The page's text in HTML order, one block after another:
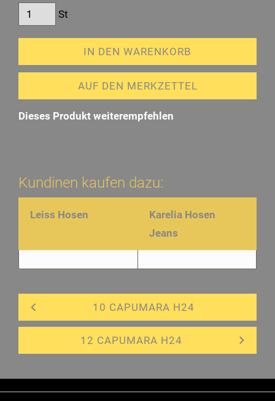
St
IN DEN WARENKORB
AUF DEN MERKZETTEL
Dieses Produkt weiterempfehlen
Kundinen kaufen dazu:
Leiss Hosen
Karelia Hosen
Jeans
10 CAPUMARA H24
12 CAPUMARA H24